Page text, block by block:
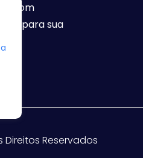
com
para sua
Reservados